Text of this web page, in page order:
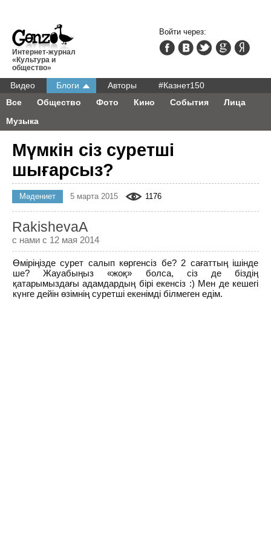
Интернет-журнал
«Культура и
общество»
Видео Блоги Авторы
#Казнет150
Все
Общество Фото Кино События
Лица
Музыка
Войти через:
Мүмкін сіз суретші
шығарсыз?
Мәдениет 5 марта 2015 1176
RakishevaA
с нами с 12 мая 2014
Өміріңізде сурет салып көргенсіз бе? 2 сағаттың ішінде
ше? Жауабыңыз «жоқ» болса, сіз де біздің
қатарымыздағы адамдардың бірі екенсіз :) Мен де кешегі
күнге дейін өзімнің суретші екенімді білмеген едім.